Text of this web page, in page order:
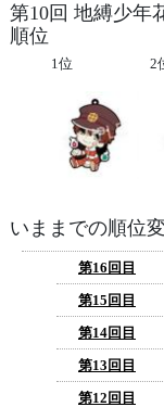
第10回 地縛少年
順位
1位 2
いままでの順位
第16回目
第15回目
第14回目
第13回目
第12回目